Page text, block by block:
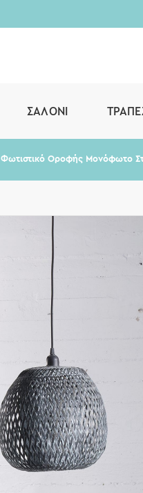
ΣΑΛΌΝΙ
Φωτιστικό Οροφής Μονόφωτο